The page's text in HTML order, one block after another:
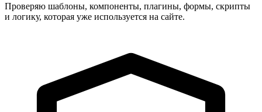
Проверяю шаблоны, компоненты, плагины, формы, скрипты
и логику, которая уже используется на сайте.